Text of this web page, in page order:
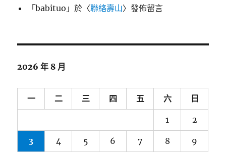
「babituo 」於〈聯絡壽山〉發佈留言
2026 年 8 月
一 二 三 四 五 六 日
1 2
3 4 5 6 7 8 9